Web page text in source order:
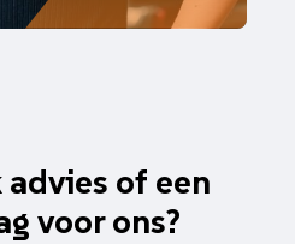
of een
voor ons?